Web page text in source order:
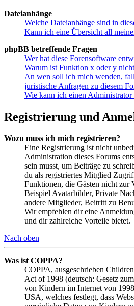
Dateianhänge
Welche Dateianhänge sind in
Kann ich eine Übersicht all
phpBB betreffende Fragen
Wer hat diese Forensoftware
Warum ist Funktion x oder y
An wen soll ich mich wenden,
juristische Anfragen zu diesem
Wie kann ich einen Administrator
Registrierung und
Wozu muss ich mich registrieren?
Eine Registrierung ist nicht
Administration dieses Forums
sein musst, um Beiträge zu
du als registriertes Mitglied
Funktionen, die Gästen nicht zur
Beispiel Avatarbilder, Private
andere Mitglieder, Beitritt zu
Wir empfehlen dir eine
und dir zahlreiche Vorteile bietet.
Nach oben
Was ist COPPA?
COPPA, ausgeschrieben
Act of 1998 (deutsch: Gesetz
von Kindern im Internet von
USA, welches festlegt, dass